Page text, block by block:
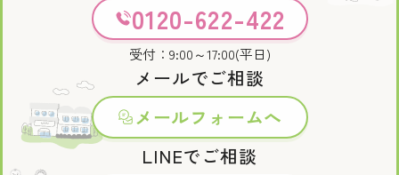
0120-622-422
受付：9:00～17:00(平日)
メールでご相談
メールフォームへ
LINEでご相談